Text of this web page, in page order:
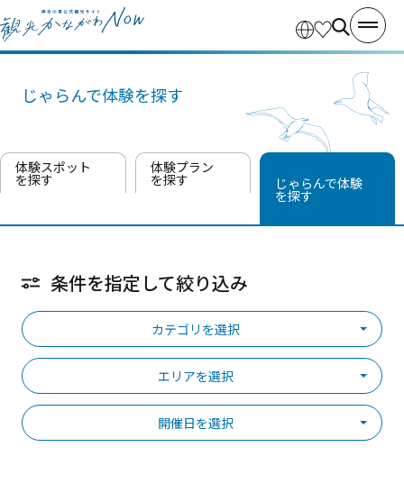
じゃらんで体験を探す
体験スポット
を探す
体験プラン
を探す じゃらんで体験
を探す
条件を指定して絞り込み
カテゴリを選択
エリアを選択
開催日を選択